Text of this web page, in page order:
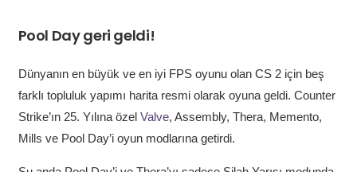
Pool Day geri geldi!
Dünyanın en büyük ve en iyi FPS oyunu olan CS 2 için beş
farklı topluluk yapımı harita resmi olarak oyuna geldi. Counter
Strike’ın 25. Yılına özel Valve, Assembly, Thera, Memento,
Mills ve Pool Day’i oyun modlarına getirdi.